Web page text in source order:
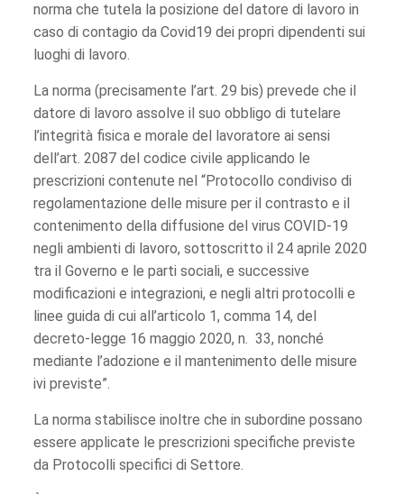
norma che tutela la posizione del datore di lavoro in
caso di contagio da Covid19 dei propri dipendenti sui
luoghi di lavoro.
La norma (precisamente l’art. 29 bis) prevede che il
datore di lavoro assolve il suo obbligo di tutelare
l’integrità fisica e morale del lavoratore ai sensi
dell’art. 2087 del codice civile applicando le
prescrizioni contenute nel “Protocollo condiviso di
regolamentazione delle misure per il contrasto e il
contenimento della diffusione del virus COVID-19
negli ambienti di lavoro, sottoscritto il 24 aprile 2020
tra il Governo e le parti sociali, e successive
modificazioni e integrazioni, e negli altri protocolli e
linee guida di cui all’articolo 1, comma 14, del
decreto-legge 16 maggio 2020, n. 33, nonché
mediante l’adozione e il mantenimento delle misure
ivi previste”.
La norma stabilisce inoltre che in subordine possano
essere applicate le prescrizioni specifiche previste
da Protocolli specifici di Settore.